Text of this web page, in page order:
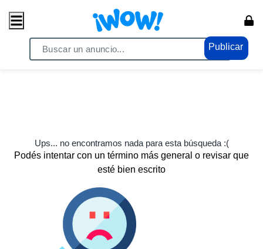
Publicar
Ups... no encontramos nada para esta búsqueda :(
Podés intentar con un término más general o revisar que
esté bien escrito